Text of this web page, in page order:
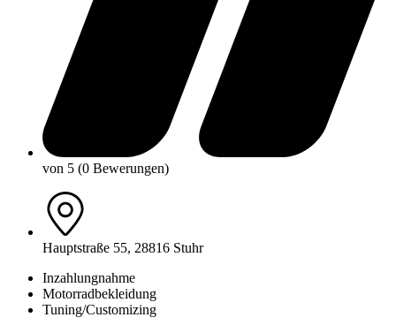
von 5 (0 Bewerungen)
Hauptstraße 55, 28816 Stuhr
Inzahlungnahme
Motorradbekleidung
Tuning/Customizing